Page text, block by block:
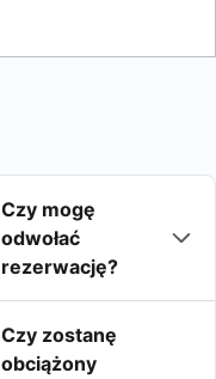
Czy mogę
odwołać
rezerwację?
Czy zostanę
obciążony